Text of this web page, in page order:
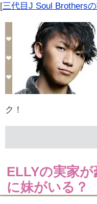
[三代目J Soul Brothers
ク！
ELLYの実家
に妹がいる？